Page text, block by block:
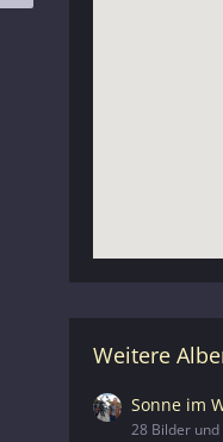
Weitere
Sonne im
28 Bilder und